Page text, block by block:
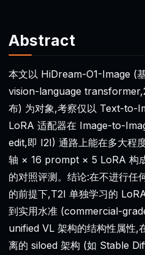
Abstract
本文以 HiDream-O1-Image (
vision-language
布) 为对象,考察仅以 Text-to-
LoRA 适配器在 Image-to-
edit,即 I2I) 通路上能在多大程
轴 × 16 prompt × 5 LoRA 构
的对照评测。结论:在不进行
的前提下,T2I 单独学习的
到实用水准 (commercial-
unified VL 架构的结构性属性,
离的 siloed 架构 (如 Stable